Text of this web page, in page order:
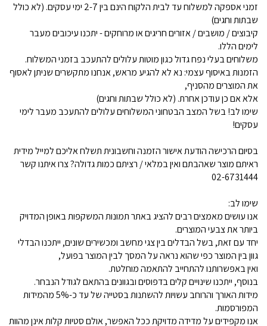
זמני אספקה למשלוח עד לבית הלקוח הינם בין 2-7 ימי עסקים. (לא כולל
שבתות וחגים)
קיבוצים / מושבים / אזורים חריגים או מרוחקים - יתכנו עיכובים מעבר
לימים הללו.
משלוחים בעלי נפח גדול כגון מוטות עלולים להתעכב בזמני המשלוח.
הזמנות באיסוף עצמי: נא לא להגיע מראש, אנחנו מתקשרים שניתן לאסוף
את המוצרים מהסניף,
אלא אם כן עודכן אחרת. (לא כולל שבתות וחגים)
שימו לב! בשל המצב הבטחוני המשלוחים עלולים להתעכב מעבר לימי
עסקים!
בסיום הרכישה הודעת אישור הזמנה וחשבונית תשלח אליכם למייל מידית
ראיתם מוצר שאהבתם ואין במלאי / רציתם כמות גדולה? צרו איתנו קשר
02-6731444
שימו לב:
אנו עושים מאמצים רבים להציג באתר תמונות המשקפות באופן המדויק
ביותר את צבעי המוצרים.
יחד עם זאת, בשל הבדלים בין צגי מחשב ומכשירים שונים, ייתכנו הבדלי
גוון בין המוצר כפי שהוא נראה על המסך לבין המוצר בפועל,
ואין באפשרותנו להתחייב להתאמה מוחלטת.
בנוסף, ייתכנו שינויים קלים בדפוסים ובגוונים בהתאם לגודל הנבחר.
מידות האורך והרוחב עשויות להשתנות בסטייה של עד כ-5% מהמידות
המפורסמות.
אנו מקפידים על מדידה מדויקת ככל האפשר, אולם סטיות קלות אינן מהוות